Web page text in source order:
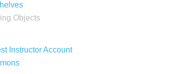
Objects
Instructor Account